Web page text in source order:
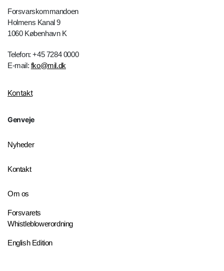
Forsvarskommandoen
Holmens Kanal 9
1060 København K
Telefon: +45 7284 0000
E-mail: fko@mil.dk
Kontakt
Genveje
Nyheder
Kontakt
Om os
Forsvarets
Whistleblowerordning
English Edition